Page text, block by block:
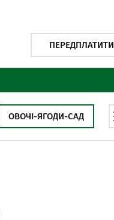
ПЕРЕДПЛАТИТИ
ОВОЧІ-ЯГОДИ-САД